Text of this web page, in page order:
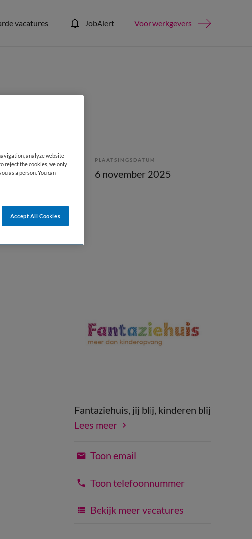
vacatures JobAlert Voor werkgevers
bepaald
PLAATSINGSDATUM
6 november 2025
Fantaziehuis, jij blij, kinderen blij
Lees meer
Toon email
Toon telefoonnummer
Bekijk meer vacatures
analyze website
reject the cookies, we only
as a person. You can
Accept All Cookies